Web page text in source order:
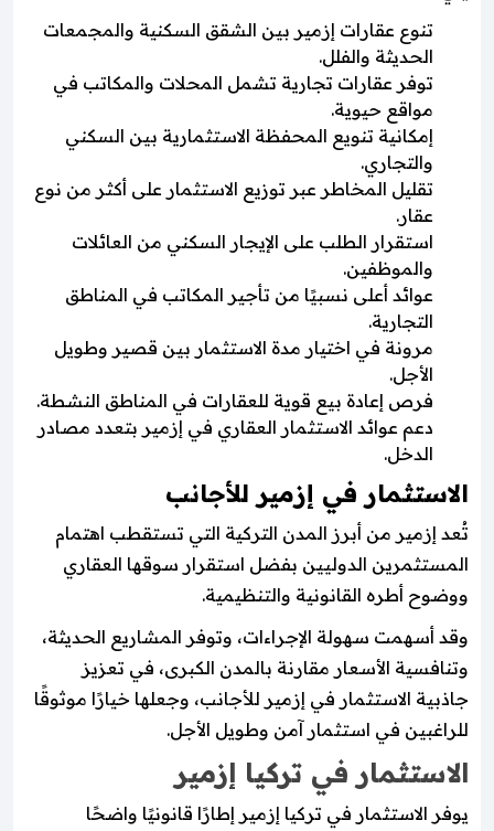
تنوع عقارات إزمير بين الشقق السكنية والمجمعات
الحديثة والفلل.
توفر عقارات تجارية تشمل المحلات والمكاتب في
مواقع حيوية.
إمكانية تنويع المحفظة الاستثمارية بين السكني
والتجاري.
تقليل المخاطر عبر توزيع الاستثمار على أكثر من نوع
عقار.
استقرار الطلب على الإيجار السكني من العائلات
والموظفين.
عوائد أعلى نسبيًا من تأجير المكاتب في المناطق
التجارية.
مرونة في اختيار مدة الاستثمار بين قصير وطويل
الأجل.
فرص إعادة بيع قوية للعقارات في المناطق النشطة.
دعم عوائد الاستثمار العقاري في إزمير بتعدد مصادر
الدخل.
الاستثمار في إزمير للأجانب
تُعد إزمير من أبرز المدن التركية التي تستقطب اهتمام
المستثمرين الدوليين بفضل استقرار سوقها العقاري
ووضوح أطره القانونية والتنظيمية.
وقد أسهمت سهولة الإجراءات، وتوفر المشاريع الحديثة،
وتنافسية الأسعار مقارنة بالمدن الكبرى، في تعزيز
جاذبية الاستثمار في إزمير للأجانب، وجعلها خيارًا موثوقًا
للراغبين في استثمار آمن وطويل الأجل.
الاستثمار في تركيا إزمير
يوفر الاستثمار في تركيا إزمير إطارًا قانونيًا واضحًا